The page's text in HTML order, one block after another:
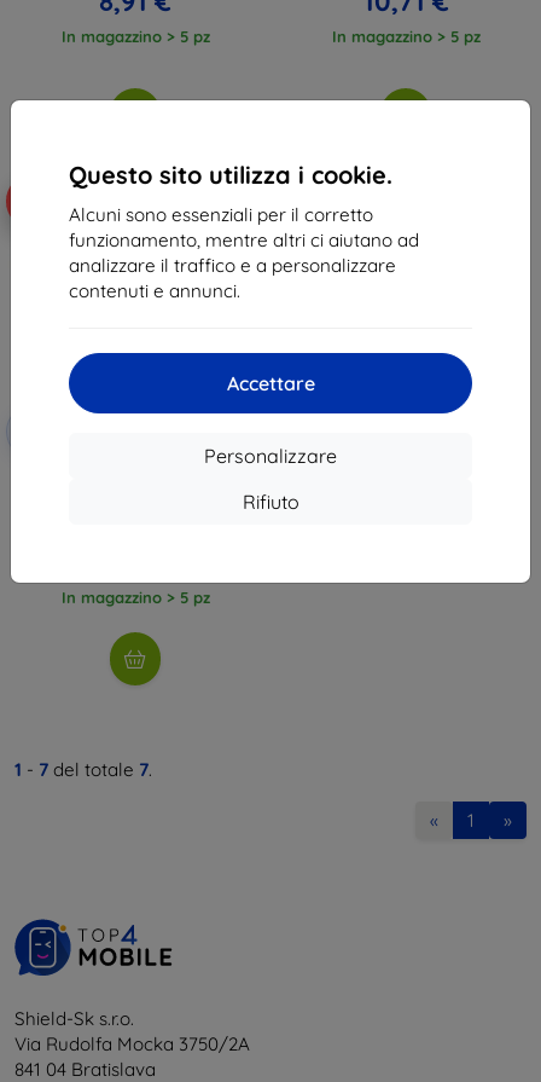
Questo sito utilizza i cookie.
Alcuni sono essenziali per il corretto
funzionamento, mentre altri ci aiutano ad
analizzare il traffico e a personalizzare
contenuti e annunci.
Accettare
Personalizzare
Rifiuto
In magazzino > 5 pz In magazzino > 5 pz
In magazzino > 5 pz
1 - 7 del totale 7.
« 1 »
Shield-Sk s.r.o.
Via Rudolfa Mocka 3750/2A
841 04 Bratislava